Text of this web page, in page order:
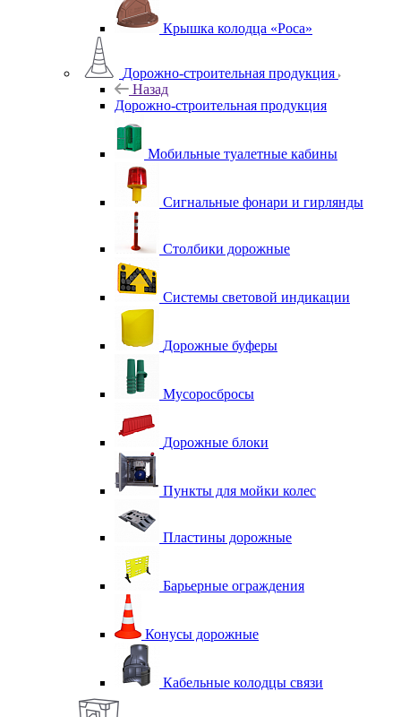
Крышка колодца «Роса»
Дорожно-строительная продукция
Назад
Дорожно-строительная продукция
Мобильные туалетные кабины
Сигнальные фонари и гирлянды
Столбики дорожные
Системы световой индикации
Дорожные буферы
Мусоросбросы
Дорожные блоки
Пункты для мойки колес
Пластины дорожные
Барьерные ограждения
Конусы дорожные
Кабельные колодцы связи